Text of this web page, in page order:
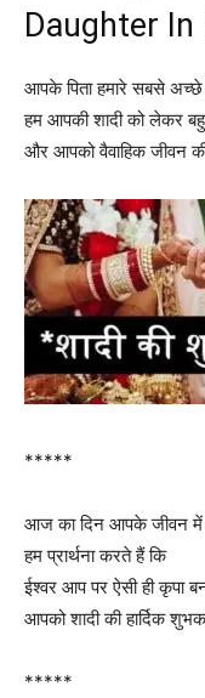
Daughter In
आपके पिता हमारे सबसे अच्छे
हम आपकी शादी को लेकर
और आपको वैवाहिक जीवन
*****
आज का दिन आपके जीवन में
हम प्रार्थना करते हैं कि
ईश्वर आप पर ऐसी ही कृपा
आपको शादी की हार्दिक
*****